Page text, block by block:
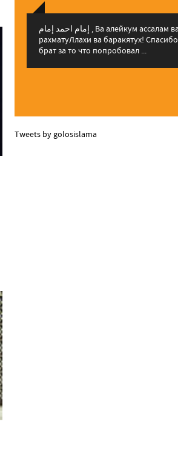
إمام احمد إمام , Ва алейкум ассалам ва
рахматуЛлахи ва баракятух! Спасибо
брат за то что попробовал ...
Tweets by golosislama